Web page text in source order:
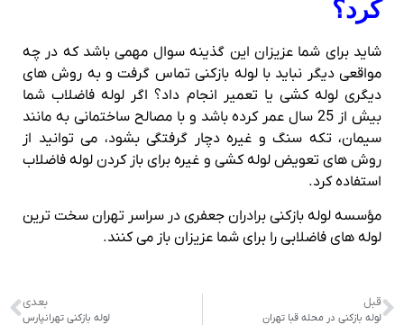
کرد؟
شاید برای شما عزیزان این گذینه سوال مهمی باشد که در چه
مواقعی دیگر نباید با لوله بازکنی تماس گرفت و به روش های
دیگری لوله کشی یا تعمیر انجام داد؟ اگر لوله فاضلاب شما
بیش از 25 سال عمر کرده باشد و با مصالح ساختمانی به مانند
سیمان، تکه سنگ و غیره دچار گرفتگی بشود، می توانید از
روش های تعویض لوله کشی و غیره برای باز کردن لوله فاضلاب
استفاده کرد.
مؤسسه لوله بازکنی برادران جعفری در سراسر تهران سخت ترین
لوله های فاضلابی را برای شما عزیزان باز می کنند.
قبل
لوله بازکنی در محله قبا تهران
بعدی
لوله بازکنی تهرانپارس